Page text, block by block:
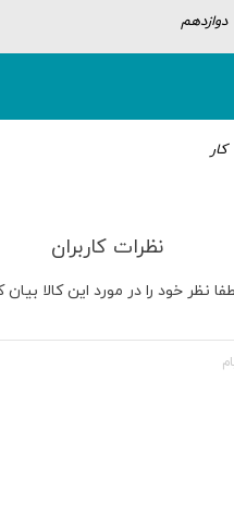
دوازدهم
کار
نظرات کاربران
نظر خود را در مورد این کالا بیان